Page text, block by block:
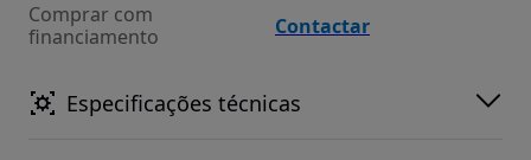
Comprar com
financiamento
Contactar
Especificações técnicas